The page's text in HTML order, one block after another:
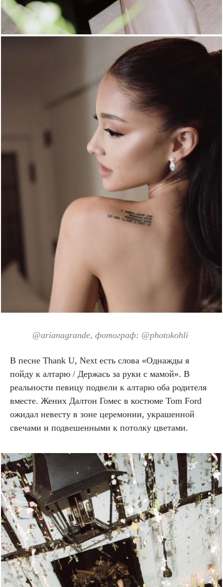
@arianagrande, фотограф: @photokohli
В песне Thank U, Next есть слова «Однажды я
пойду к алтарю / Держась за руки с мамой». В
реальности певицу подвели к алтарю оба родителя
вместе. Жених Далтон Гомес в костюме Tom Ford
ожидал невесту в зоне церемонии, украшенной
свечами и подвешенными к потолку цветами.